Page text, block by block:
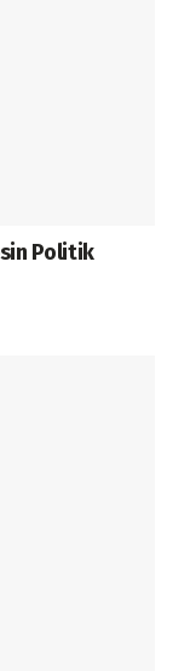
Politik